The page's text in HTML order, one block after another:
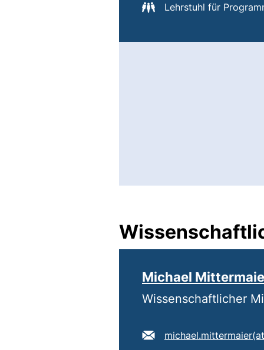
Lehrstuhl für
Michael
Wissenschaftlicher
E-Mail Adresse: